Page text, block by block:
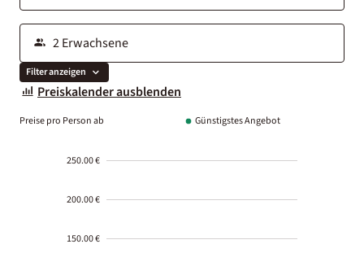
Filter anzeigen
Preiskalender ausblenden
Preise pro Person ab Günstigstes Angebot
250.00 €
200.00 €
150.00 €